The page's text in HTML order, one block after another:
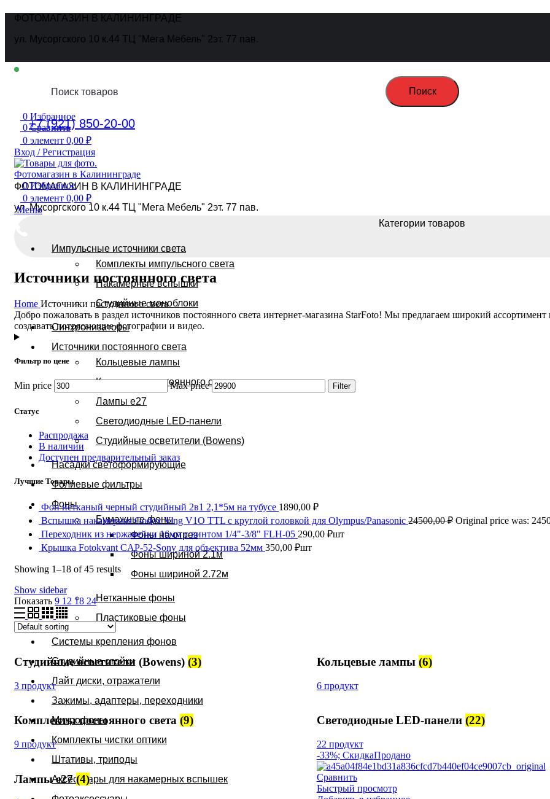
ФОТОМАГАЗИН В КАЛИНИНГРАДЕ
ул. Мусоргского 10 к.44 ТЦ "Мега Мебель" 2эт. 77 пав.
10:00 - 19:00
+7 (921) 850-20-00
ФОТОМАГАЗИН В КАЛИНИНГРАДЕ
ул. Мусоргского 10 к.44 ТЦ "Мега Мебель" 2эт. 77 пав.
Поиск
0 Избранное
0 Сравнить
0 элемент 0,00 ₽
Вход / Регистрация
0Избранное
0 элемент 0,00 ₽
Меню
Категории товаров
Импульсные источники света
Комплекты импульсного света
Накамерные вспышки
Студийные моноблоки
Синхронизаторы
Источники постоянного света
Кольцевые лампы
Комплекты постоянного света
Лампы e27
Светодиодные LED-панели
Студийные осветители (Bowens)
Насадки светоформирующие
Фолиевые фильтры
Фоны
Бумажные фоны
Фоны на отрез
Фоны шириной 2.1м
Фоны шириной 2.72м
Нетканные фоны
Пластиковые фоны
Системы крепления фонов
Студийные стойки
Лайт диски, отражатели
Зажимы, адаптеры, переходники
Микрофоны
Комплекты чистки оптики
Штативы, триподы
Аксессуары для накамерных вспышек
Источники постоянного света
Home Источники постоянного света
Добро пожаловать в раздел источников постоянного света интернет-магазина StarFoto! Мы предлагаем широкий
создавать потрясающие фотографии и видео.
Фильтр по цене
Min price Max price Filter
Статус
Распродажа
В наличии
Доступен предварительный заказ
Лучшие Товары
Фон нетканый черный студийный 2в1 2,1*5м на тубусе 1890,00 ₽
Вспышка накамерная Godox Ving V1O TTL с круглой головкой для Olympus/Panasonic 24500,00₽ Original price was:
Переходник из нержавейки 16мм с винтом 1/4"-3/8" FLH-05 290,00 ₽шт
Крышка Fotokvant CAP-52-Sony для объектива 52мм 350,00 ₽шт
Showing 1–18 of 45 results
Show sidebar
Показать 9 12 18 24
Студийные осветители (Bowens) (3)
3 продукт
Кольцевые лампы (6)
6 продукт
Комплекты постоянного света (9)
9 продукт
Светодиодные LED-панели (22)
22 продукт
Лампы e27(4)
-33%; СкидкаПродано
Сравнить
Быстрый просмотр